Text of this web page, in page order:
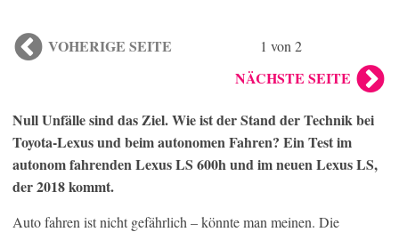
VOHERIGE SEITE 1 von 2
NÄCHSTE SEITE
Null Unfälle sind das Ziel. Wie ist der Stand der Technik bei
Toyota-Lexus und beim autonomen Fahren? Ein Test im
autonom fahrenden Lexus LS 600h und im neuen Lexus LS,
der 2018 kommt.
Auto fahren ist nicht gefährlich – könnte man meinen. Die